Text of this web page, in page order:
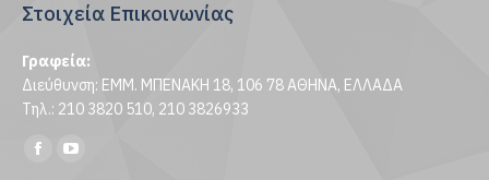
Στοιχεία Επικοινωνίας
Γραφεία:
Διεύθυνση: ΕΜΜ. ΜΠΕΝΑΚΗ 18, 106 78 ΑΘΗΝΑ, ΕΛΛΑΔΑ
Τηλ.: 210 3820 510, 210 3826933
Find us on:
Facebook